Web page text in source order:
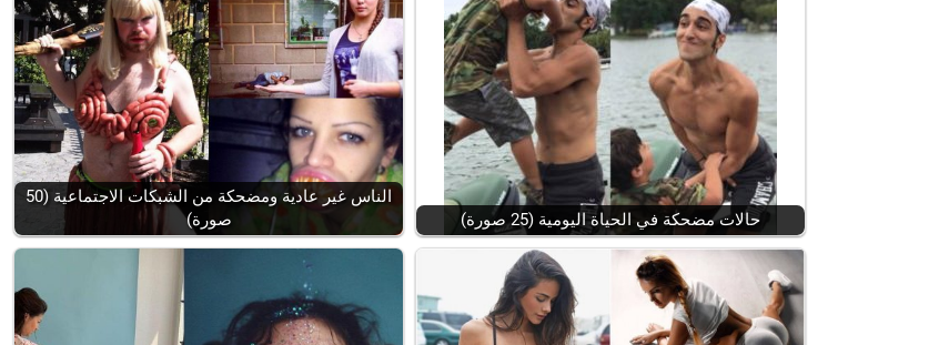
الناس غير عادية ومضحكة من الشبكات الاجتماعية (50
صورة)
حالات مضحكة في الحياة اليومية (25 صورة)